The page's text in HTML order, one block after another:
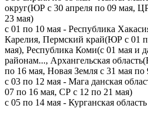
округ(ЮР с 30 апреля по 09 мая,
23 мая)
с 01 по 10 мая - Республика
Карелия, Пермский край(ЮР с 01
мая), Республика Коми(с 01 мая и
районам..., Архангельская
по 16 мая, Новая Земля с 31 мая
с 03 по 12 мая - Мага данская
07 по 16 мая, СР с 12 по 21 мая)
с 05 по 14 мая - Курганская область